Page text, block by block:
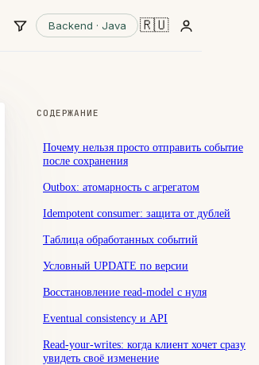
Backend · Java 🇷🇺
СОДЕРЖАНИЕ
Почему нельзя просто отправить событие
после сохранения
Outbox: атомарность с агрегатом
Idempotent consumer: защита от дублей
Таблица обработанных событий
Условный UPDATE по версии
Восстановление read-model с нуля
Eventual consistency и API
Read-your-writes: когда клиент хочет сразу
увидеть своё изменение